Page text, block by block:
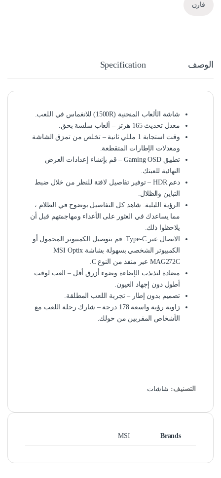
قارن
الوصف Specification
شاشة الألعاب المنحنية (1500R) للانغماس في اللعب.
معدل تحديث 165 هرتز – ألعاب سلسة بحق.
وقت استجابة 1 مللي ثانية – تخلص من تمزق الشاشة
ومعدلات الإطارات المتقطعة.
تطبيق Gaming OSD – قم بإنشاء إعدادات العرض
النهائية للعبتك.
دعم HDR – توفير تفاصيل لافتة للنظر من خلال ضبط
التباين والظلال.
الرؤية الليلية: شاهد كل التفاصيل بوضوح في الظلام ،
مما يساعدك في العثور على الأعداء ومهاجمتهم قبل أن
يلاحظوا ذلك.
الاتصال عبر Type-C: قم بتوصيل الكمبيوتر المحمول أو
الكمبيوتر الشخصي بسهولة بشاشة MSI Optix
MAG272C عبر منفذ من النوع C.
مضادة لتذبذب الإضاءة وضوء أزرق أقل – العب لوقت
أطول دون إجهاد العيون.
تصميم بدون إطار – تجربة اللعب المطلقة.
زاوية رؤية واسعة 178 درجة – شارك رحلة اللعب مع
الأشخاص المقربين من حولك.
التصنيف: شاشات
Brands
MSI